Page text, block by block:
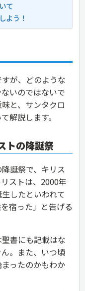
て
よう！
が、どのような
いのではないで
と、サンタクロ
解説します。
トの降誕祭
誕祭で、キリス
ストは、2000年
したといわれて
宿った」と告げる
書にも記載はな
。また、いつ頃
ったのかもわか